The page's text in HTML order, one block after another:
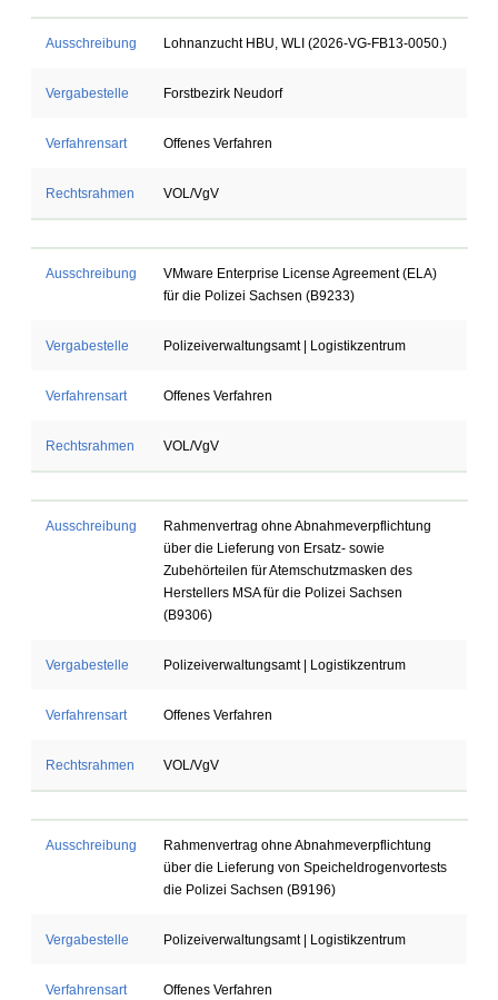
Ausschreibung Lohnanzucht HBU, WLI (2026-VG-FB13-0050.)
Vergabestelle Forstbezirk Neudorf
Verfahrensart Offenes Verfahren
Rechtsrahmen VOL/VgV
Ausschreibung
VMware Enterprise License Agreement (ELA)
für die Polizei Sachsen (B9233)
Vergabestelle Polizeiverwaltungsamt | Logistikzentrum
Verfahrensart Offenes Verfahren
Rechtsrahmen VOL/VgV
Ausschreibung
Rahmenvertrag ohne Abnahmeverpflichtung
über die Lieferung von Ersatz- sowie
Zubehörteilen für Atemschutzmasken des
Herstellers MSA für die Polizei Sachsen
(B9306)
Vergabestelle Polizeiverwaltungsamt | Logistikzentrum
Verfahrensart Offenes Verfahren
Rechtsrahmen VOL/VgV
Ausschreibung
Rahmenvertrag ohne Abnahmeverpflichtung
über die Lieferung von Speicheldrogenvortests
die Polizei Sachsen (B9196)
Vergabestelle Polizeiverwaltungsamt | Logistikzentrum
Verfahrensart Offenes Verfahren